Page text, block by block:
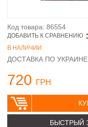
Код товара: 86554
ДОБАВИТЬ К СРАВНЕНИЮ
В НАЛИЧИИ
ДОСТАВКА ПО УКРАИНЕ
720 ГРН
БЫСТРЫЙ